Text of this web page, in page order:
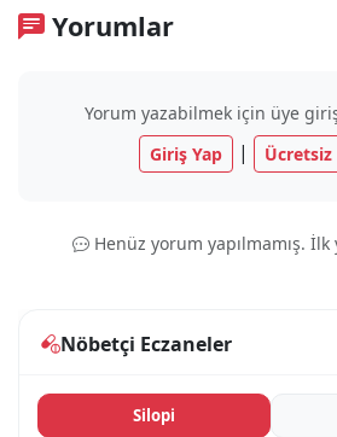
Yorumlar
Yorum yazabilmek için üye
Giriş Yap
| Ücretsiz
Henüz yorum yapılmamış.
Nöbetçi Eczaneler
Si̇lopi̇